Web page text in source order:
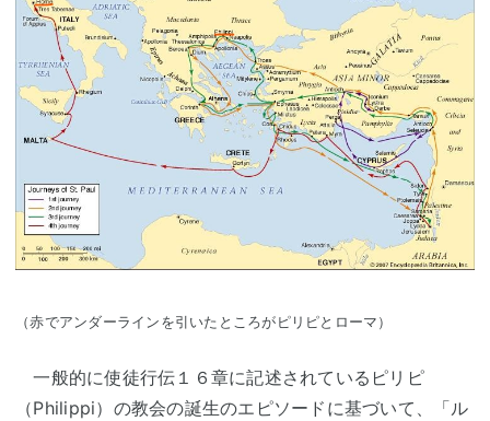
（赤でアンダーラインを引いたところがピリピとローマ）
一般的に使徒行伝１６章に記述されているピリピ
（Philippi）の教会の誕生のエピソードに基づいて、「ル